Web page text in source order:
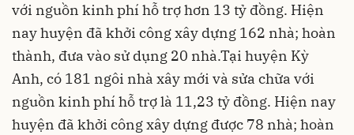
với nguồn kinh phí hỗ trợ hơn 13 tỷ đồng. Hiện
nay huyện đã khởi công xây dựng 162 nhà; hoàn
thành, đưa vào sử dụng 20 nhà.Tại huyện Kỳ
Anh, có 181 ngôi nhà xây mới và sửa chữa với
nguồn kinh phí hỗ trợ là 11,23 tỷ đồng. Hiện nay
huyện đã khởi công xây dựng được 78 nhà; hoàn